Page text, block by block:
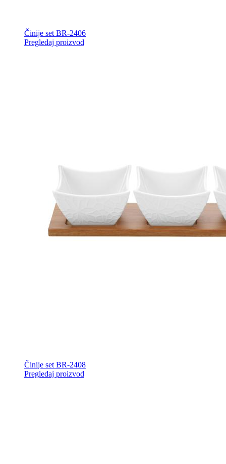
Činije set BR-2406
Pregledaj proizvod
Činije set BR-2408
Pregledaj proizvod